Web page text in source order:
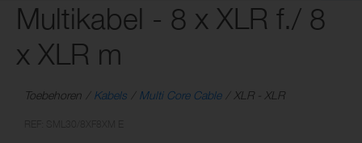
Multikabel - 8 x XLR f./ 8
x XLR m
Toebehoren Kabels Multi Core Cable XLR - XLR